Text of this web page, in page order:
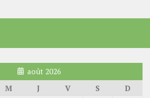
août 2026
M J V S
D